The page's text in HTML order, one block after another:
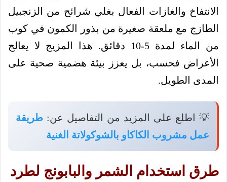
الانتفاخ والغازات الفعال بغلي شرائح من الزنجبيل
الطازج مع ملعقة صغيرة من بذور الكمون في كوب
من الماء لمدة 5-10 دقائق. هذا المزيج لا يعالج
الأعراض فحسب، بل يعزز بيئة هضمية صحية على
المدى الطويل.
💡 اطلع على المزيد من التفاصيل عن: طريقة
عمل مشروب الكاكاو بالشوكولاتة الغنية
طرق استخدام الشمر والبابونج لطرد